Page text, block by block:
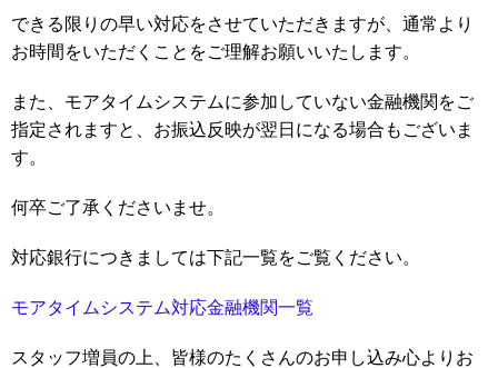
できる限りの早い対応をさせていただきますが、通常より
お時間をいただくことをご理解お願いいたします。
また、モアタイムシステムに参加していない金融機関をご
指定されますと、お振込反映が翌日になる場合もございま
す。
何卒ご了承くださいませ。
対応銀行につきましては下記一覧をご覧ください。
モアタイムシステム対応金融機関一覧
スタッフ増員の上、皆様のたくさんのお申し込み心よりお